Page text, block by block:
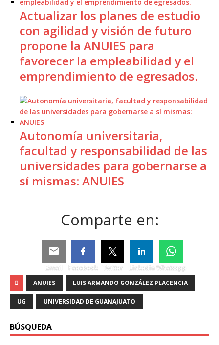
Actualizar los planes de estudio
con agilidad y visión de futuro
propone la ANUIES para
favorecer la empleabilidad y el
emprendimiento de egresados.
Autonomía universitaria,
facultad y responsabilidad de las
universidades para gobernarse a
sí mismas: ANUIES
Comparte en:
Email Facebook Twitter Linkedin Whatsapp
ANUIES LUIS ARMANDO GONZÁLEZ PLACENCIA
UG UNIVERSIDAD DE GUANAJUATO
BÚSQUEDA